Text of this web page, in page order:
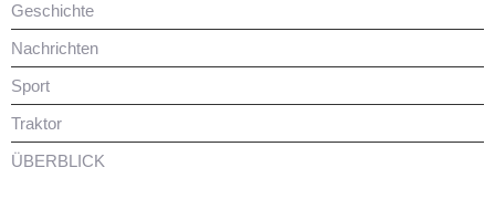
Geschichte
Nachrichten
Sport
Traktor
ÜBERBLICK